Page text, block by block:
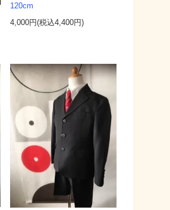
120cm
4,000円(税込4,400円)